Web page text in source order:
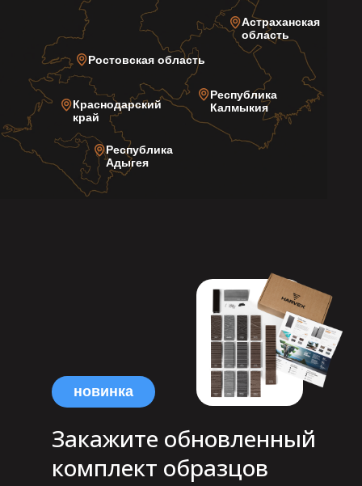
Краснодарский
край
Республика
Адыгея
Республика
Калмыкия
Астраханская
область
Ростовская область
Закажите обновленный
комплект образцов
новинка